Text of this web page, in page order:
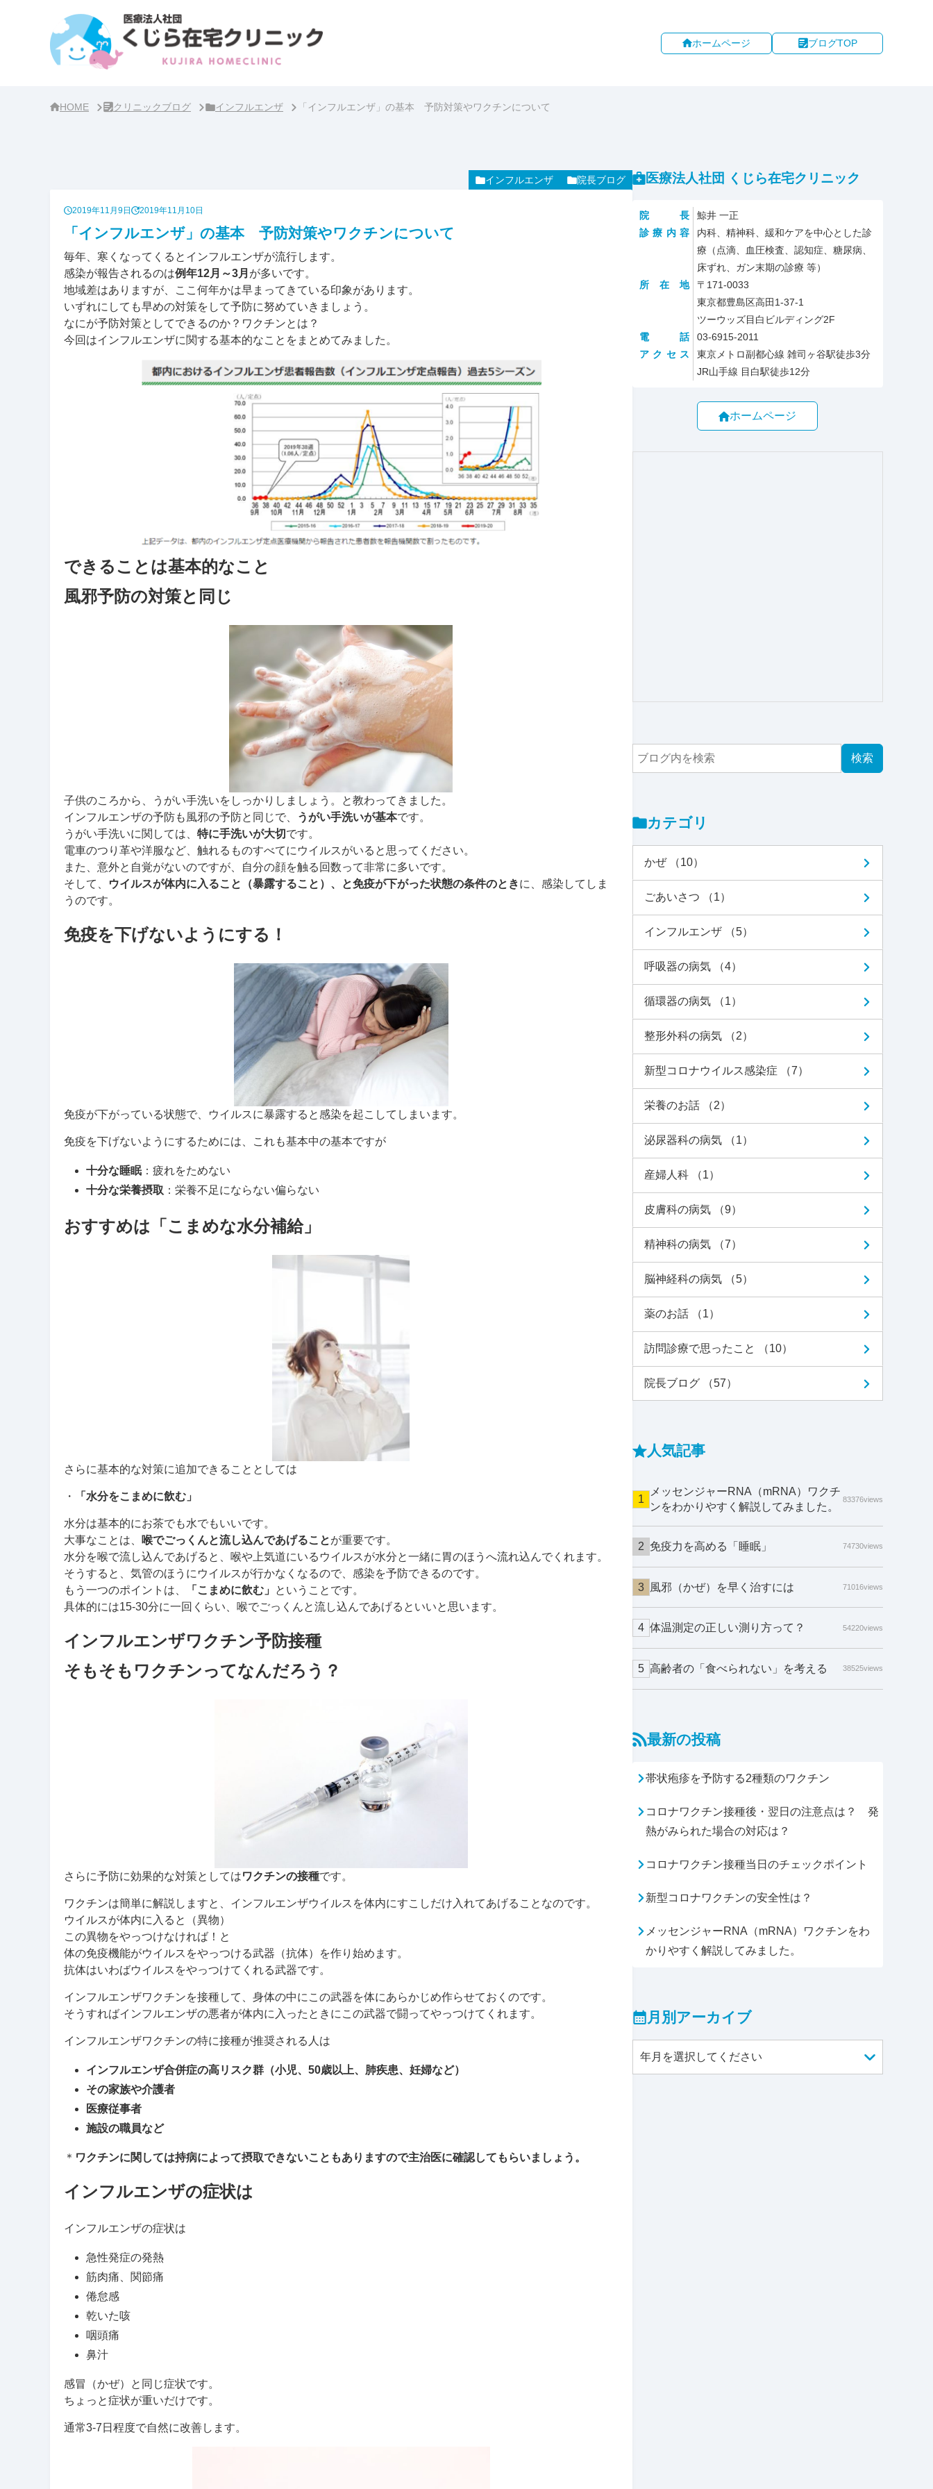
ホームページ ブログTOP
HOME クリニックブログ インフルエンザ 「インフルエンザ」の基本 予防対策やワクチンについて
インフルエンザ 院長ブログ
2019年11月9日 2019年11月10日
「インフルエンザ」の基本 予防対策やワクチンについて
毎年、寒くなってくるとインフルエンザが流行します。
感染が報告されるのは例年12月～3月 が多いです。
地域差はありますが、ここ何年かは早まってきている印象があります。
いずれにしても早めの対策をして予防に努めていきましょう。
なにが予防対策としてできるのか？ワクチンとは？
今回はインフルエンザに関する基本的なことをまとめてみました。
できることは基本的なこと
風邪予防の対策と同じ
子供のころから、うがい手洗いをしっかりしましょう。と教わってきました。
インフルエンザの予防も風邪の予防と同じで、
うがい手洗いが基本です。
うがい手洗いに関しては、 特に手洗いが大切 です。
電車のつり革や洋服など、触れるものすべてにウイルスがいると思ってください。
また、意外と自覚がないのですが、自分の顔を触る回数って非常に多いです。
そして、
ウイルスが体内に入ること（暴露すること）、と免疫が下がった状態の条件のときに、感染してしま
うのです。
免疫を下げないようにする！
免疫が下がっている状態で、ウイルスに暴露すると感染を起こしてしまいます。
免疫を下げないようにするためには、これも基本中の基本ですが
十分な睡眠：疲れをためない
十分な栄養摂取 ：栄養不足にならない偏らない
おすすめは「こまめな水分補給」
さらに基本的な対策に追加できることとしては
・ 「水分をこまめに飲む」
水分は基本的にお茶でも水でもいいです。
大事なことは、
喉でごっくんと流し込んであげることが重要です。
水分を喉で流し込んであげると、喉や上気道にいるウイルスが水分と一緒に胃のほうへ流れ込んでくれます。
そうすると、気管のほうにウイルスが行かなくなるので、感染を予防できるのです。
もう一つのポイントは、
「こまめに飲む」
ということです。
具体的には15-30分に一回くらい、喉でごっくんと流し込んであげるといいと思います。
インフルエンザワクチン予防接種
そもそもワクチンってなんだろう？
さらに予防に効果的な対策としてはワクチンの接種です。
ワクチンは簡単に解説しますと、インフルエンザウイルスを体内にすこしだけ入れてあげることなのです。
ウイルスが体内に入ると（異物）
この異物をやっつけなければ！と
体の免疫機能がウイルスをやっつける武器（抗体）を作り始めます。
抗体はいわばウイルスをやっつけてくれる武器です。
インフルエンザワクチンを接種して、身体の中にこの武器を体にあらかじめ作らせておくのです。
そうすればインフルエンザの悪者が体内に入ったときにこの武器で闘ってやっつけてくれます。
インフルエンザワクチンの特に接種が推奨される人は
インフルエンザ合併症の高リスク群（小児、50歳以上、肺疾患、妊婦など）
その家族や介護者
医療従事者
施設の職員など
＊ ワクチンに関しては持病によって摂取できないこともありますので主治医に確認してもらいましょう。
インフルエンザの症状は
インフルエンザの症状は
急性発症の発熱
筋肉痛、関節痛
倦怠感
乾いた咳
咽頭痛
鼻汁
感冒（かぜ）と同じ症状です。
ちょっと症状が重いだけです。
通常3-7日程度で自然に改善します。
医療法人社団 くじら在宅クリニック
院長
鯨井 一正
診療内容
内科、精神科、緩和ケアを中心とした診
療（点滴、血圧検査、認知症、糖尿病、
床ずれ、ガン末期の診療 等）
所在地
〒171-0033
東京都豊島区高田1-37-1
ツーウッズ目白ビルディング2F
電話
03-6915-2011
アクセス
東京メトロ副都心線 雑司ヶ谷駅徒歩3分
JR山手線 目白駅徒歩12分
ホームページ
カテゴリ
かぜ （10）
ごあいさつ （1）
インフルエンザ （5）
呼吸器の病気 （4）
循環器の病気 （1）
整形外科の病気 （2）
新型コロナウイルス感染症 （7）
栄養のお話 （2）
泌尿器科の病気 （1）
産婦人科 （1）
皮膚科の病気 （9）
精神科の病気 （7）
脳神経科の病気 （5）
薬のお話 （1）
訪問診療で思ったこと （10）
院長ブログ （57）
人気記事
メッセンジャーRNA（mRNA）ワクチ
ンをわかりやすく解説してみました。
83376views
免疫力を高める「睡眠」 74730views
風邪（かぜ）を早く治すには 71016views
体温測定の正しい測り方って？ 54220views
高齢者の「食べられない」を考える 38525views
最新の投稿
帯状疱疹を予防する2種類のワクチン
コロナワクチン接種後・翌日の注意点は？ 発
熱がみられた場合の対応は？
コロナワクチン接種当日のチェックポイント
新型コロナワクチンの安全性は？
メッセンジャーRNA（mRNA）ワクチンをわ
かりやすく解説してみました。
月別アーカイブ
年月を選択してください